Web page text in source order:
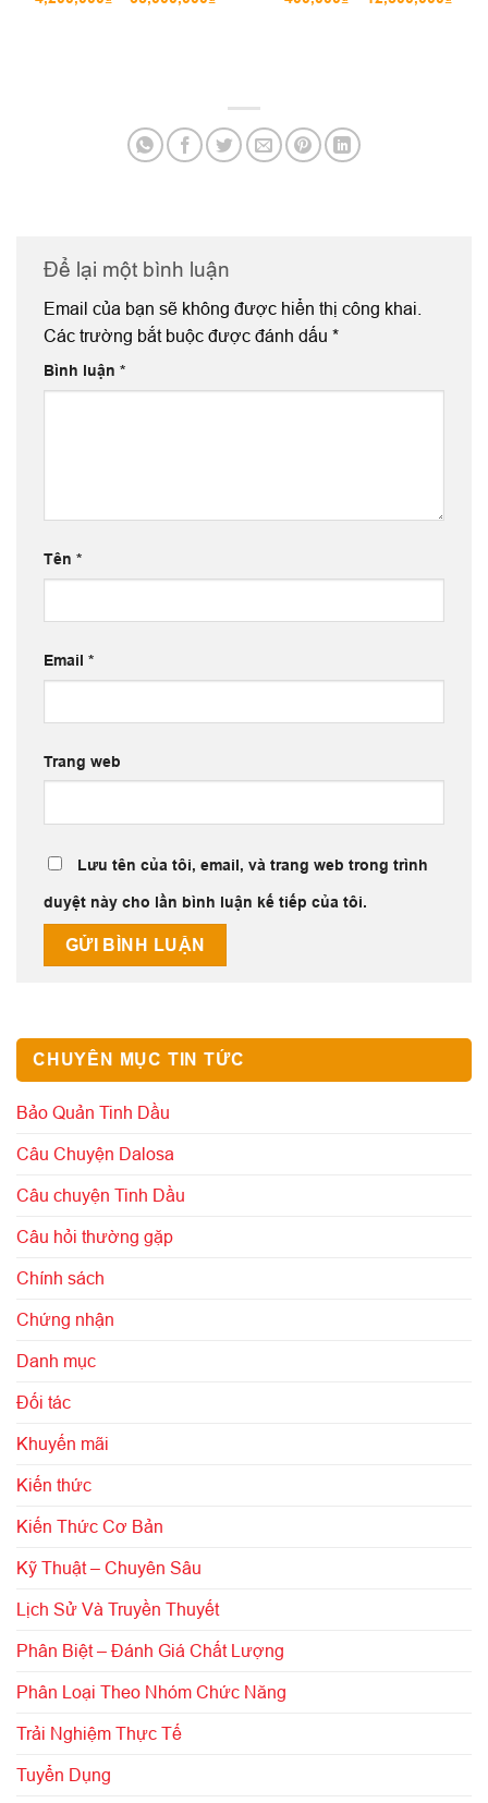
Để lại một bình luận
Email của bạn sẽ không được hiển thị công khai.
Các trường bắt buộc được đánh dấu *
Bình luận *
Tên *
Email *
Trang web
Lưu tên của tôi, email, và trang web trong trình
duyệt này cho lần bình luận kế tiếp của tôi.
CHUYÊN MỤC TIN TỨC
Bảo Quản Tinh Dầu
Câu Chuyện Dalosa
Câu chuyện Tinh Dầu
Câu hỏi thường gặp
Chính sách
Chứng nhận
Danh mục
Đối tác
Khuyến mãi
Kiến thức
Kiến Thức Cơ Bản
Kỹ Thuật – Chuyên Sâu
Lịch Sử Và Truyền Thuyết
Phân Biệt – Đánh Giá Chất Lượng
Phân Loại Theo Nhóm Chức Năng
Trải Nghiệm Thực Tế
Tuyển Dụng